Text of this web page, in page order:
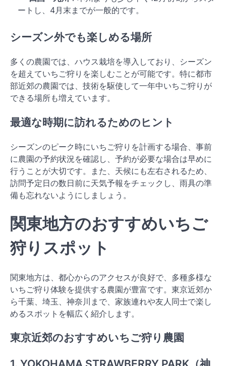
ートし、4月末までが一般的です。
シーズン外でも楽しめる場所
多くの農園では、ハウス栽培を導入しており、シーズン
を超えていちご狩りを楽しむことが可能です。特に都市
部近郊の農園では、技術を駆使して一年中いちご狩りが
できる場所も増えています。
最適な時期に訪れるためのヒント
シーズンのピーク時にいちご狩りを計画する場合、事前
に農園の予約状況を確認し、予約が必要な場合は早めに
行うことが大切です。また、天候にも左右されるため、
訪問予定日の数日前に天気予報をチェックし、雨具の準
備も忘れないようにしましょう。
関東地方のおすすめいちご
狩りスポット
関東地方は、都心からのアクセスが良好で、多種多様な
いちご狩り体験を提供する農園が豊富です。東京近郊か
ら千葉、埼玉、神奈川まで、家族連れや友人同士で楽し
めるスポットを幅広く紹介します。
東京近郊のおすすめいちご狩り農園